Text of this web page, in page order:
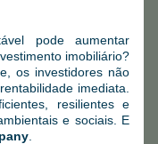
pode aumentar
imobiliário?
os investidores não
imediata.
resilientes e
e sociais. E